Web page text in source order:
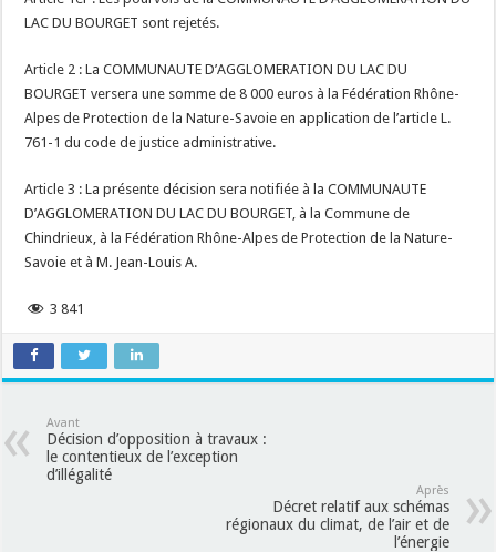
LAC DU BOURGET sont rejetés.
Article 2 : La COMMUNAUTE D’AGGLOMERATION DU LAC DU
BOURGET versera une somme de 8 000 euros à la Fédération Rhône-
Alpes de Protection de la Nature-Savoie en application de l’article L.
761-1 du code de justice administrative.
Article 3 : La présente décision sera notifiée à la COMMUNAUTE
D’AGGLOMERATION DU LAC DU BOURGET, à la Commune de
Chindrieux, à la Fédération Rhône-Alpes de Protection de la Nature-
Savoie et à M. Jean-Louis A.
3 841
Avant
Décision d’opposition à travaux :
le contentieux de l’exception
d’illégalité
Après
Décret relatif aux schémas
régionaux du climat, de l’air et de
l’énergie